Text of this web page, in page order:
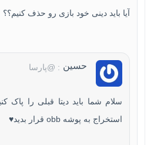
آیا باید دینی خود بازی رو حذف کنیم؟؟
حسین : @پارسا
سلام شما باید دیتا قبلی را پاک
استخراج به پوشه obb قرار بدید♥